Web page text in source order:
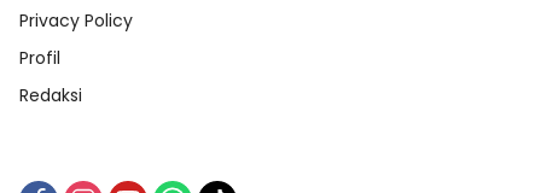
Privacy Policy
Profil
Redaksi